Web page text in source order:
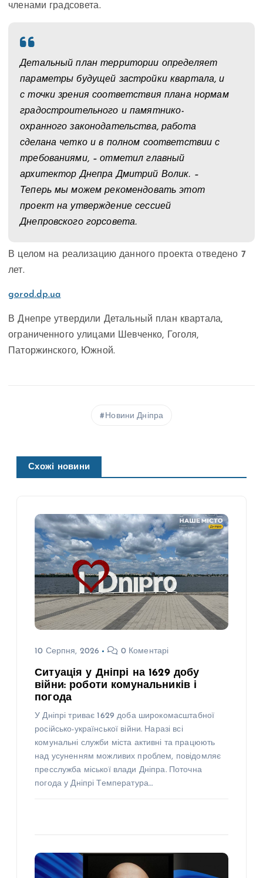
членами градсовета.
Детальный план территории определяет
параметры будущей застройки квартала, и
с точки зрения соответствия плана нормам
градостроительного и памятнико-
охранного законодательства, работа
сделана четко и в полном соответствии с
требованиями, – отметил главный
архитектор Днепра Дмитрий Волик. –
Теперь мы можем рекомендовать этот
проект на утверждение сессией
Днепровского горсовета.
В целом на реализацию данного проекта отведено 7
лет.
gorod.dp.ua
В Днепре утвердили Детальный план квартала,
ограниченного улицами Шевченко, Гоголя,
Паторжинского, Южной.
Новини Дніпра
Схожі новини
10 Серпня, 2026 0 Коментарі
Ситуація у Дніпрі на 1629 добу
війни: роботи комунальників і
погода
У Дніпрі триває 1629 доба широкомасштабної
російсько-української війни. Наразі всі
комунальні служби міста активні та працюють
над усуненням можливих проблем, повідомляє
пресслужба міської влади Дніпра. Поточна
погода у Дніпрі Температура…